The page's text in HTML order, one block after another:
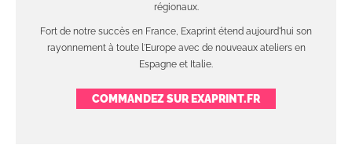
régionaux.
Fort de notre succès en France, Exaprint étend aujourd'hui son
rayonnement à toute l'Europe avec de nouveaux ateliers en
Espagne et Italie.
COMMANDEZ SUR EXAPRINT.FR